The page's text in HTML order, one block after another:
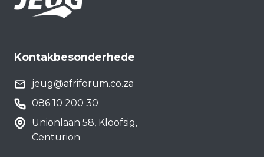
Kontakbesonderhede
jeug@afriforum.co.za
086 10 200 30
Unionlaan 58, Kloofsig,
Centurion